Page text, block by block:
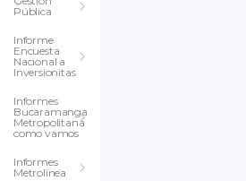
Pública
Informe
Encuesta
Nacional a
Inversionitas
Informes
Bucaramanga
Metropolitana
como vamos
Informes
Metrolínea